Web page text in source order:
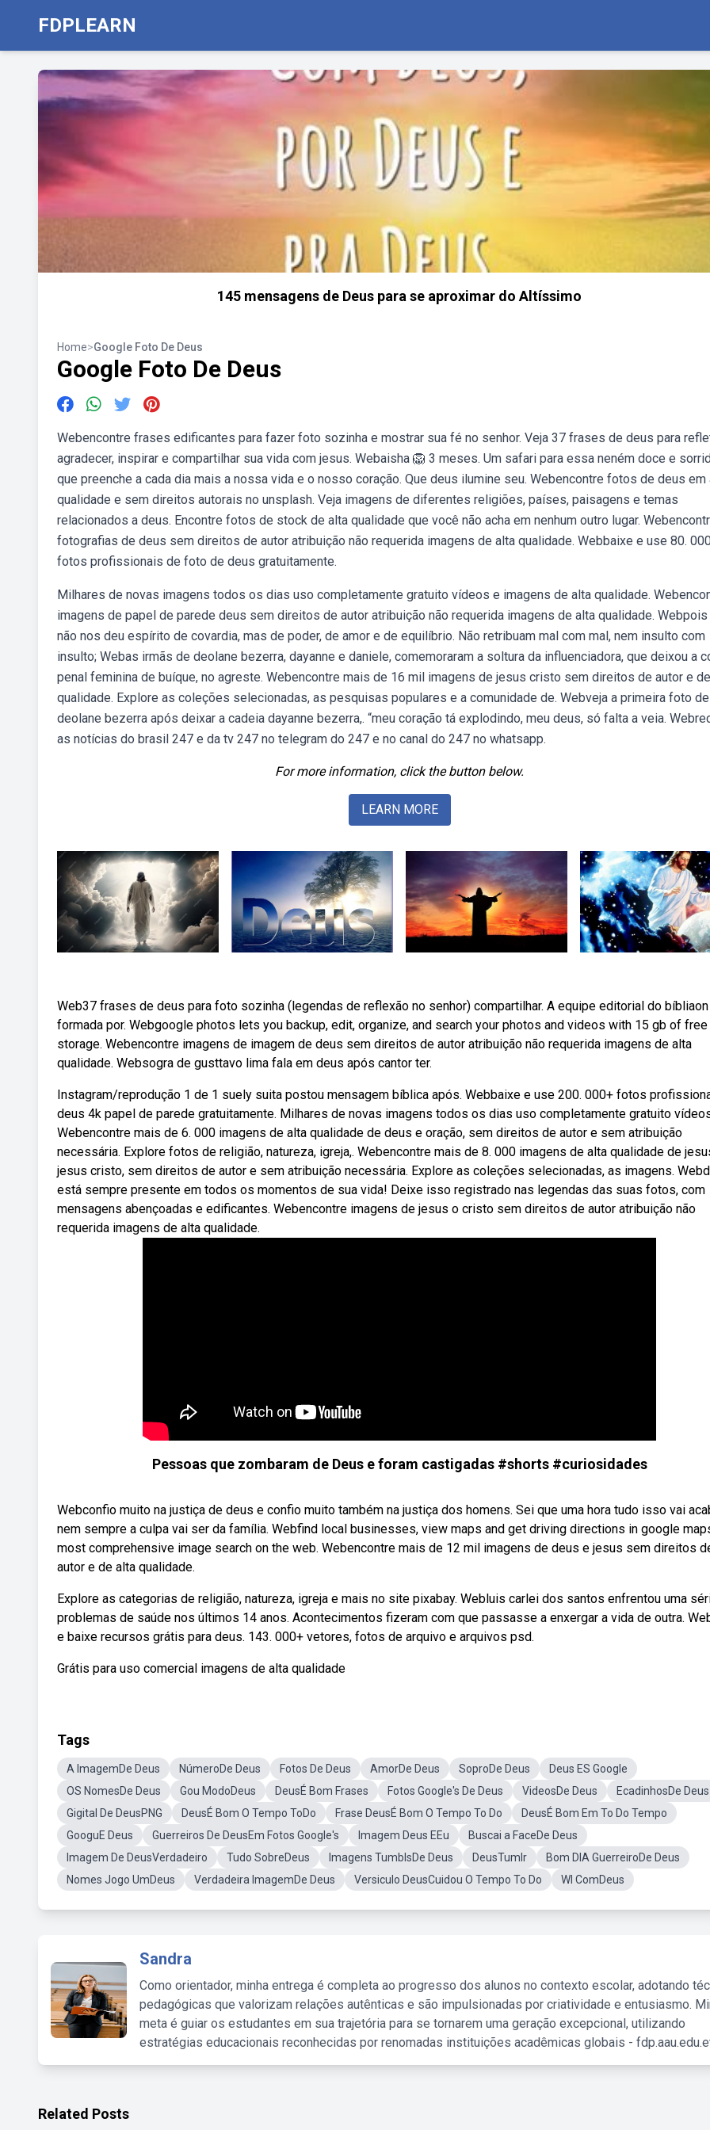
FDPLEARN
145 mensagens de Deus para se aproximar do Altíssimo
Home>Google Foto De Deus
Google Foto De Deus
Webencontre frases edificantes para fazer foto sozinha e mostrar sua fé no senhor. Veja 37 frases de deus para
agradecer, inspirar e compartilhar sua vida com jesus. Webaisha 🦁 3 meses. Um safari para essa neném doce e
que preenche a cada dia mais a nossa vida e o nosso coração. Que deus ilumine seu. Webencontre fotos de deus em
qualidade e sem direitos autorais no unsplash. Veja imagens de diferentes religiões, países, paisagens e temas
relacionados a deus. Encontre fotos de stock de alta qualidade que você não acha em nenhum outro lugar.
fotografias de deus sem direitos de autor atribuição não requerida imagens de alta qualidade. Webbaixe e use 80.
fotos profissionais de foto de deus gratuitamente.
Milhares de novas imagens todos os dias uso completamente gratuito vídeos e imagens de alta qualidade.
imagens de papel de parede deus sem direitos de autor atribuição não requerida imagens de alta qualidade.
não nos deu espírito de covardia, mas de poder, de amor e de equilíbrio. Não retribuam mal com mal, nem insulto com
insulto; Webas irmãs de deolane bezerra, dayanne e daniele, comemoraram a soltura da influenciadora, que deixou a
penal feminina de buíque, no agreste. Webencontre mais de 16 mil imagens de jesus cristo sem direitos de autor e
qualidade. Explore as coleções selecionadas, as pesquisas populares e a comunidade de. Webveja a primeira foto de
deolane bezerra após deixar a cadeia dayanne bezerra,. “meu coração tá explodindo, meu deus, só falta a veia.
as notícias do brasil 247 e da tv 247 no telegram do 247 e no canal do 247 no whatsapp.
For more information, click the button below.
LEARN MORE
Web37 frases de deus para foto sozinha (legendas de reflexão no senhor) compartilhar. A equipe editorial do
formada por. Webgoogle photos lets you backup, edit, organize, and search your photos and videos with 15 gb of free
storage. Webencontre imagens de imagem de deus sem direitos de autor atribuição não requerida imagens de alta
qualidade. Websogra de gusttavo lima fala em deus após cantor ter.
Instagram/reprodução 1 de 1 suely suita postou mensagem bíblica após. Webbaixe e use 200. 000+ fotos
deus 4k papel de parede gratuitamente. Milhares de novas imagens todos os dias uso completamente gratuito
Webencontre mais de 6. 000 imagens de alta qualidade de deus e oração, sem direitos de autor e sem atribuição
necessária. Explore fotos de religião, natureza, igreja,. Webencontre mais de 8. 000 imagens de alta qualidade de
jesus cristo, sem direitos de autor e sem atribuição necessária. Explore as coleções selecionadas, as imagens.
está sempre presente em todos os momentos de sua vida! Deixe isso registrado nas legendas das suas fotos, com
mensagens abençoadas e edificantes. Webencontre imagens de jesus o cristo sem direitos de autor atribuição não
requerida imagens de alta qualidade.
Pessoas que zombaram de Deus e foram castigadas #shorts #curiosidades
Webconfio muito na justiça de deus e confio muito também na justiça dos homens. Sei que uma hora tudo isso vai
nem sempre a culpa vai ser da família. Webfind local businesses, view maps and get driving directions in google
most comprehensive image search on the web. Webencontre mais de 12 mil imagens de deus e jesus sem direitos
autor e de alta qualidade.
Explore as categorias de religião, natureza, igreja e mais no site pixabay. Webluis carlei dos santos enfrentou uma
problemas de saúde nos últimos 14 anos. Acontecimentos fizeram com que passasse a enxergar a vida de outra.
e baixe recursos grátis para deus. 143. 000+ vetores, fotos de arquivo e arquivos psd.
Grátis para uso comercial imagens de alta qualidade
Tags
A ImagemDe Deus NúmeroDe Deus Fotos De Deus AmorDe Deus SoproDe Deus
Deus ES Google
OS NomesDe Deus
Gou ModoDeus DeusÉ Bom Frases Fotos Google's De Deus VideosDe Deus
EcadinhosDe Deus
Gigital De DeusPNG
DeusÉ Bom O Tempo ToDo Frase DeusÉ Bom O Tempo To Do
DeusÉ Bom Em To Do Tempo
GooguE Deus
Guerreiros De DeusEm Fotos Google's Imagem Deus EEu
Buscai a FaceDe Deus
Imagem De DeusVerdadeiro
Tudo SobreDeus Imagens TumblsDe Deus DeusTumlr
Bom DIA GuerreiroDe Deus
Nomes Jogo UmDeus
Verdadeira ImagemDe Deus Versiculo DeusCuidou O Tempo To Do WI ComDeus
Sandra
Como orientador, minha entrega é completa ao progresso dos alunos no contexto escolar, adotando
pedagógicas que valorizam relações autênticas e são impulsionadas por criatividade e entusiasmo.
meta é guiar os estudantes em sua trajetória para se tornarem uma geração excepcional, utilizando
estratégias educacionais reconhecidas por renomadas instituições acadêmicas globais -
Related Posts